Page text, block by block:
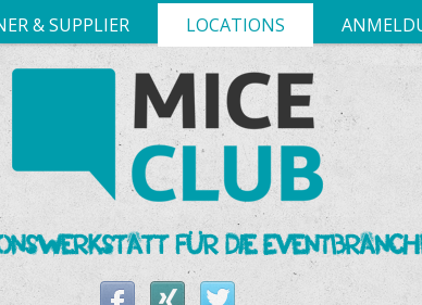
& SUPPLIER LOCATIONS
MICE Club auf Facebook
MICE Club bei XING
MICE Club auf Twitter